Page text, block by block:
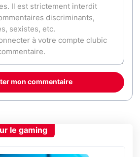
mon commentaire
le gaming